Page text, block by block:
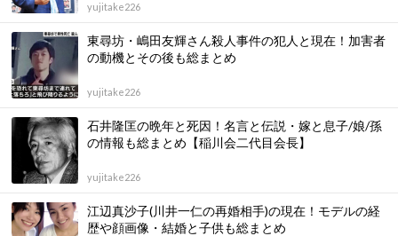
yujitake226
東尋坊・嶋田友輝さん殺人事件の犯人と現在！加害者
の動機とその後も総まとめ
yujitake226
石井隆匡の晩年と死因！名言と伝説・嫁と息子/娘/孫
の情報も総まとめ【稲川会二代目会長】
yujitake226
江辺真沙子(川井一仁の再婚相手)の現在！モデルの経
歴や顔画像・結婚と子供も総まとめ